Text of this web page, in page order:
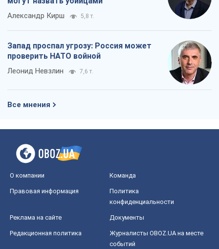
Александр Кирш 5,8 т.
Запад проспал угрозу: Россия может
проверить НАТО войной
Леонид Невзлин 7,6 т.
Все мнения
О компании Команда
Правовая информация
Политика
конфиденциальности
Реклама на сайте Документы
Редакционная политика
Журналисты OBOZ.UA на месте
событий